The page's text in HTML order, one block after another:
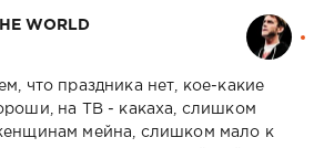
WORLD
что праздника нет, кое-какие
на ТВ - какаха, слишком
мейна, слишком мало к